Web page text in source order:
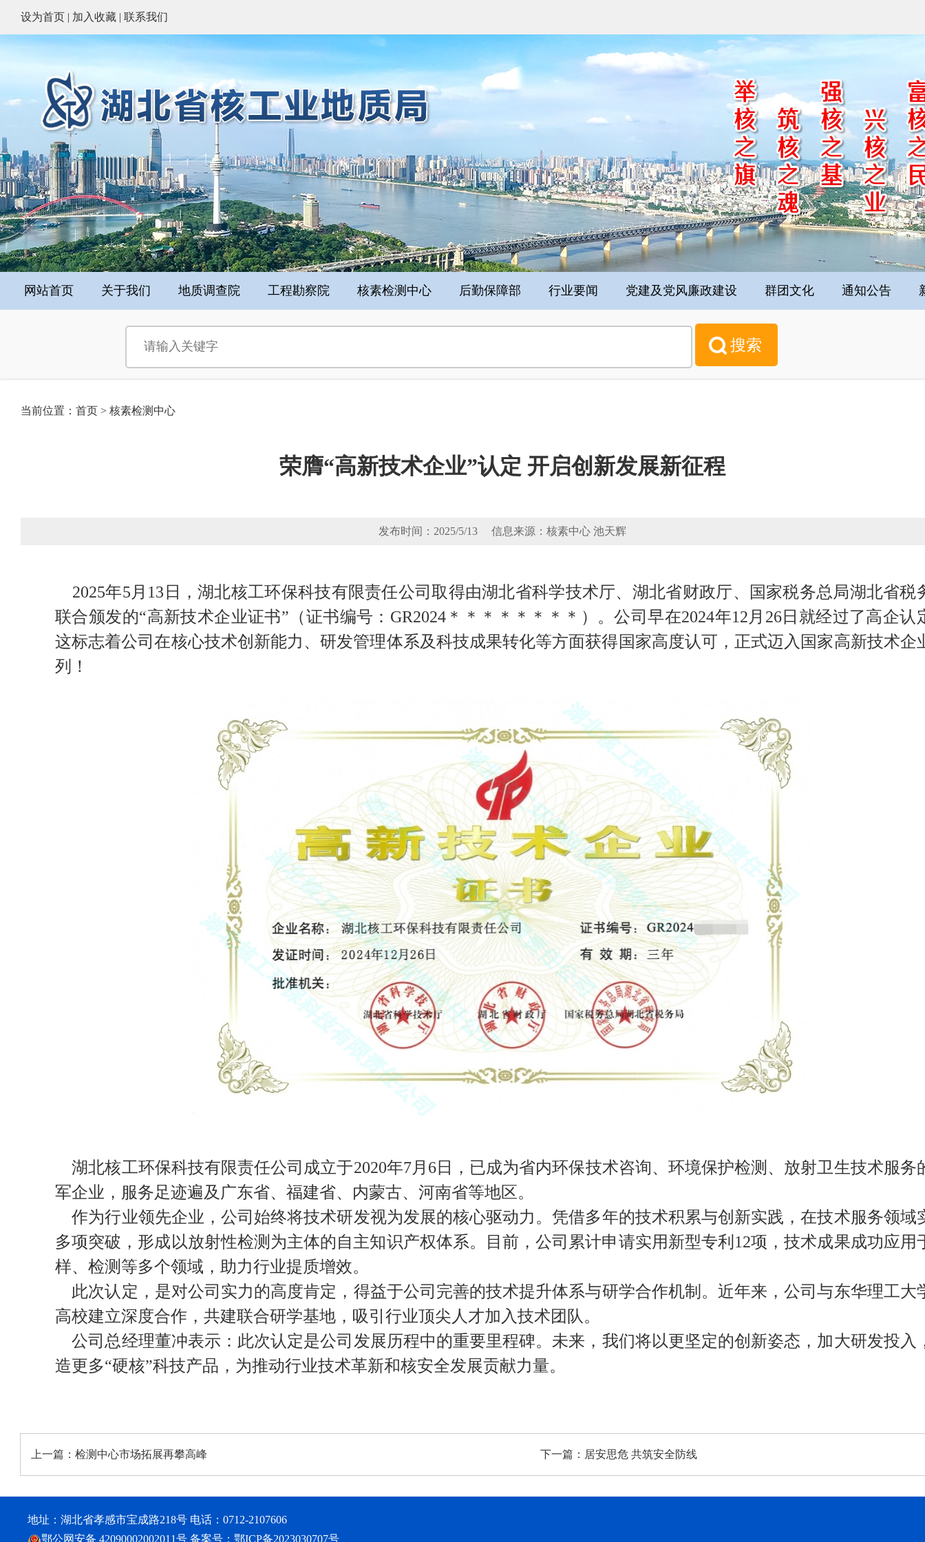
设为首页 | 加入收藏 | 联系我们
网站首页 关于我们 地质调查院 工程勘察院 核素检测中心 后勤保障部 行业要闻 党建及党风廉政建设 群团文化 通知公告
当前位置： 首页 > 核素检测中心
荣膺“高新技术企业”认定 开启创新发展新征程
发布时间：2025/5/13 信息来源：核素中心 池天辉
2025年5月13日，湖北核工环保科技有限责任公司取得由湖北省科学技术厅、湖北省财政厅、国家税务总局湖北省税
联合颁发的“高新技术企业证书”（证书编号：GR2024＊ ＊＊＊＊＊＊＊ ）。公司早在2024年12月26日就经过了高企认
这标志着公司在核心技术创新能力、研发管理体系及科技成果转化等方面获得国家高度认可，正式迈入国家高新技术企
列！
湖北核工环保科技有限责任公司成立于2020年7月6日，已成为省内环保技术咨询、环境保护检测、放射卫生技术服务
军企业，服务足迹遍及广东省、福建省、内蒙古、河南省等地区。
作为行业领先企业，公司始终将技术研发视为发展的核心驱动力。凭借多年的技术积累与创新实践，在技术服务领域
多项突破，形成以放射性检测为主体的自主知识产权体系。目前，公司累计申请实用新型专利 12项 ，技术成果成功应用
样、检测等多个领域，助力行业提质增效。
此次认定，是对公司实力的高度肯定，得益于公司完善的技术提升体系与研学合作机制。近年来，公司与东华理工大
高校建立深度合作，共建联合研学基地，吸引行业顶尖人才加入技术团队。
公司总经理董冲表示：此次认定是公司发展历程中的重要里程碑。未来，我们将以更坚定的创新姿态，加大研发投入
造更多“硬核”科技产品，为推动行业技术革新和核安全发展贡献力量。
上一篇： 检测中心市场拓展再攀高峰 下一篇： 居安思危 共筑安全防线
地址：湖北省孝感市宝成路218号 电话：0712-2107606
鄂公网安备 42090002002011号 备案号： 鄂ICP备2023030707号